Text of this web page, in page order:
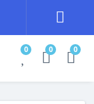
0 0 0